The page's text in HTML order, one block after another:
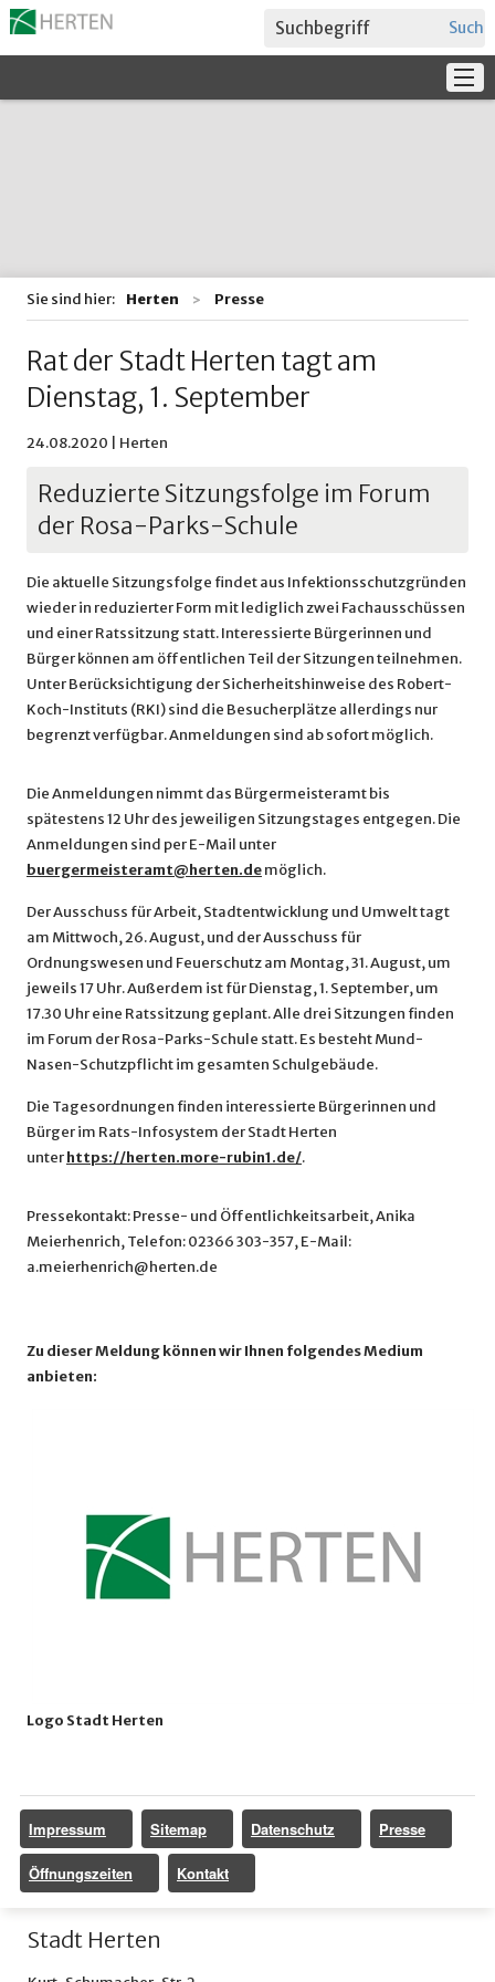
Sie sind hier: Herten Presse
Rat der Stadt Herten tagt am
Dienstag, 1. September
24.08.2020 | Herten
Reduzierte Sitzungsfolge im Forum
der Rosa-Parks-Schule
Die aktuelle Sitzungsfolge findet aus Infektionsschutzgründen
wieder in reduzierter Form mit lediglich zwei Fachausschüssen
und einer Ratssitzung statt. Interessierte Bürgerinnen und
Bürger können am öffentlichen Teil der Sitzungen teilnehmen.
Unter Berücksichtigung der Sicherheitshinweise des Robert-
Koch-Instituts (RKI) sind die Besucherplätze allerdings nur
begrenzt verfügbar. Anmeldungen sind ab sofort möglich.
Die Anmeldungen nimmt das Bürgermeisteramt bis
spätestens 12 Uhr des jeweiligen Sitzungstages entgegen. Die
Anmeldungen sind per E-Mail unter
buergermeisteramt@herten.demöglich.
Der Ausschuss für Arbeit, Stadtentwicklung und Umwelt tagt
am Mittwoch, 26. August, und der Ausschuss für
Ordnungswesen und Feuerschutz am Montag, 31. August, um
jeweils 17 Uhr. Außerdem ist für Dienstag, 1. September, um
17.30 Uhr eine Ratssitzung geplant. Alle drei Sitzungen finden
im Forum der Rosa-Parks-Schule statt. Es besteht Mund-
Nasen-Schutzpflicht im gesamten Schulgebäude.
Die Tagesordnungen finden interessierte Bürgerinnen und
Bürger im Rats-Infosystem der Stadt Herten
unterhttps://herten.more-rubin1.de/.
Pressekontakt: Presse- und Öffentlichkeitsarbeit, Anika
Meierhenrich, Telefon: 02366 303-357, E-Mail:
a.meierhenrich@herten.de
Zu dieser Meldung können wir Ihnen folgendes Medium
anbieten:
Logo Stadt Herten
Impressum Sitemap Datenschutz Presse
Öffnungszeiten Kontakt
Stadt Herten